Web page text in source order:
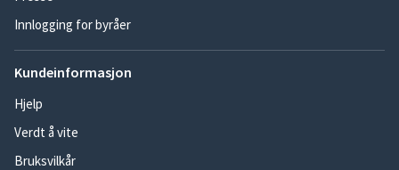
Innlogging for byråer
Kundeinformasjon
Hjelp
Verdt å vite
Bruksvilkår